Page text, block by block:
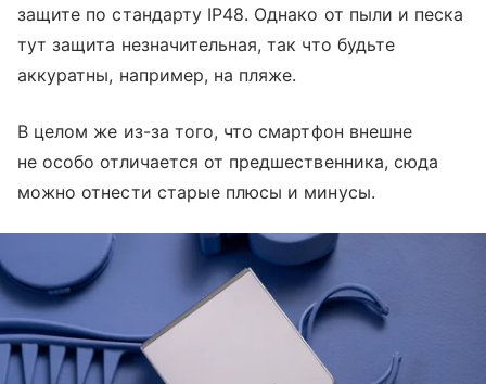
защите по стандарту IP48. Однако от пыли и песка
тут защита незначительная, так что будьте
аккуратны, например, на пляже.
В целом же из-за того, что смартфон внешне
не особо отличается от предшественника, сюда
можно отнести старые плюсы и минусы.